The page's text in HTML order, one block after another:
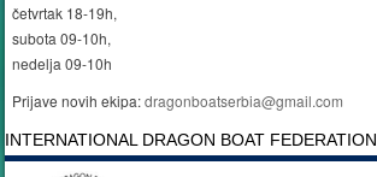
četvrtak 18-19h,
subota 09-10h,
nedelja 09-10h
Prijave novih ekipa:dragonboatserbia@gmail.com
INTERNATIONAL DRAGON BOAT FEDERATION